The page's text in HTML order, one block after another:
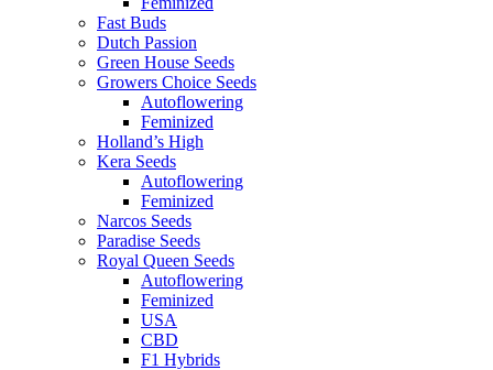
Fast Buds
Dutch Passion
Green House Seeds
Growers Choice Seeds
Autoflowering
Feminized
Holland’s High
Kera Seeds
Autoflowering
Feminized
Narcos Seeds
Paradise Seeds
Royal Queen Seeds
Autoflowering
Feminized
USA
CBD
F1 Hybrids